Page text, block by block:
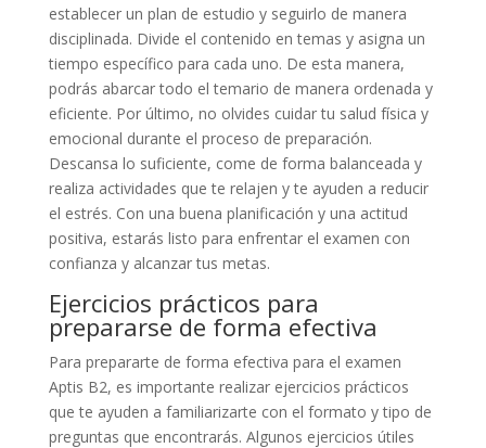
establecer un plan de estudio y seguirlo de manera
disciplinada. Divide el contenido en temas y asigna un
tiempo específico para cada uno. De esta manera,
podrás abarcar todo el temario de manera ordenada y
eficiente. Por último, no olvides cuidar tu salud física y
emocional durante el proceso de preparación.
Descansa lo suficiente, come de forma balanceada y
realiza actividades que te relajen y te ayuden a reducir
el estrés. Con una buena planificación y una actitud
positiva, estarás listo para enfrentar el examen con
confianza y alcanzar tus metas.
Ejercicios prácticos para
prepararse de forma efectiva
Para prepararte de forma efectiva para el examen
Aptis B2, es importante realizar ejercicios prácticos
que te ayuden a familiarizarte con el formato y tipo de
preguntas que encontrarás. Algunos ejercicios útiles